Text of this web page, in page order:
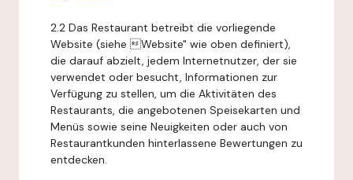
2.2 Das Restaurant betreibt die vorliegende
Website (siehe Website" wie oben definiert),
die darauf abzielt, jedem Internetnutzer, der sie
verwendet oder besucht, Informationen zur
Verfügung zu stellen, um die Aktivitäten des
Restaurants, die angebotenen Speisekarten und
Menüs sowie seine Neuigkeiten oder auch von
Restaurantkunden hinterlassene Bewertungen zu
entdecken.